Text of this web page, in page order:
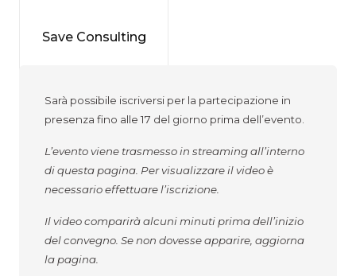
Sarà possibile iscriversi per la partecipazione in
presenza fino alle 17 del giorno prima dell’evento.
L’evento viene trasmesso in streaming all’interno
di questa pagina. Per visualizzare il video è
necessario effettuare l’iscrizione.
Il video comparirà alcuni minuti prima dell’inizio
del convegno. Se non dovesse apparire, aggiorna
la pagina.
Save Consulting